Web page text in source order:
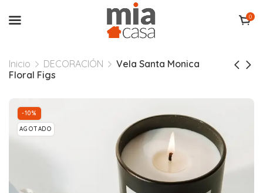
0
Inicio DECORACIÓN
Vela Santa Monica
Floral Figs
-10%
AGOTADO